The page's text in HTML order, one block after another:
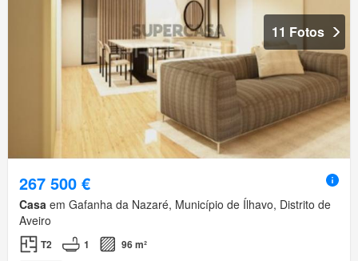
11 Fotos
267 500 €
Casa em Gafanha da Nazaré, Município de Ílhavo, Distrito de
Aveiro
T2 1 96 m²